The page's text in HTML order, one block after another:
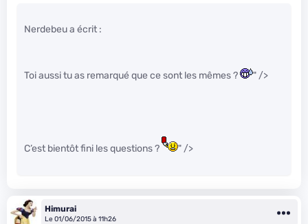
Nerdebeu a écrit :
Toi aussi tu as remarqué que ce sont les mêmes ? " />
C’est bientôt fini les questions ? " />
Himurai
Le 01/06/2015 à 11h26